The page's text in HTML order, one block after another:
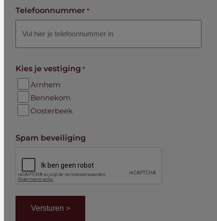
Telefoonnummer *
Kies je vestiging *
Arnhem
Bennekom
Oosterbeek
Spam beveiliging